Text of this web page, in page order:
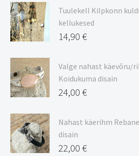
9,00 €
kuni
20,44 €
Tuulekell Kilpkonn
kellukesed
14,90 €
Valge nahast käevõru/
Koidukuma disain
24,00 €
Nahast käerihm
disain
22,00 €